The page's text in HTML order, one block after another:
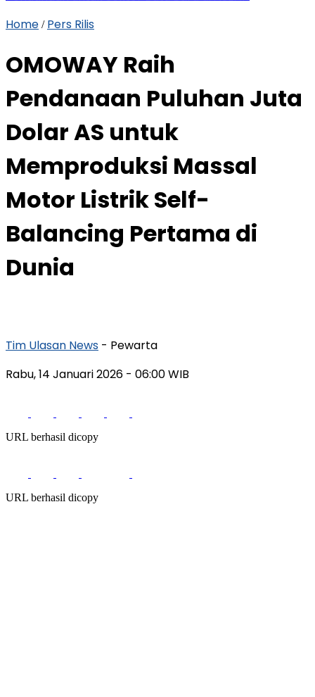
Home / Pers Rilis
OMOWAY Raih
Pendanaan Puluhan Juta
Dolar AS untuk
Memproduksi Massal
Motor Listrik Self-
Balancing Pertama di
Dunia
Tim Ulasan News - Pewarta
Rabu, 14 Januari 2026 - 06:00 WIB
URL berhasil dicopy
URL berhasil dicopy